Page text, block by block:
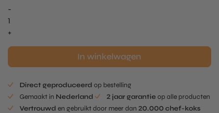
-
Oval
Tub
+
In winkelwagen
Direct geproduceerd op bestelling
Gemaakt in Nederland 2 jaar garantie op alle producten
Vertrouwd en gebruikt door meer dan 20.000 chef-koks